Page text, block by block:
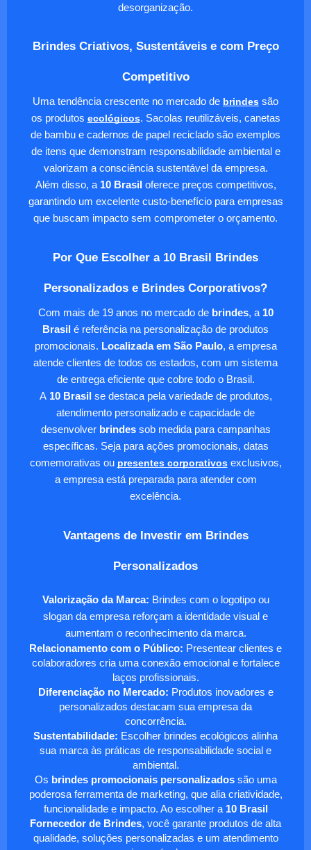
desorganização.
Brindes Criativos, Sustentáveis e com Preço
Competitivo
Uma tendência crescente no mercado de brindes são
os produtos ecológicos. Sacolas reutilizáveis, canetas
de bambu e cadernos de papel reciclado são exemplos
de itens que demonstram responsabilidade ambiental e
valorizam a consciência sustentável da empresa.
Além disso, a 10 Brasil oferece preços competitivos,
garantindo um excelente custo-benefício para empresas
que buscam impacto sem comprometer o orçamento.
Por Que Escolher a 10 Brasil Brindes
Personalizados e Brindes Corporativos?
Com mais de 19 anos no mercado de brindes, a 10
Brasil é referência na personalização de produtos
promocionais. Localizada em São Paulo, a empresa
atende clientes de todos os estados, com um sistema
de entrega eficiente que cobre todo o Brasil.
A10 Brasil se destaca pela variedade de produtos,
atendimento personalizado e capacidade de
desenvolver brindessob medida para campanhas
específicas. Seja para ações promocionais, datas
comemorativas ou presentes corporativosexclusivos,
a empresa está preparada para atender com
excelência.
Vantagens de Investir em Brindes
Personalizados
Valorização da Marca: Brindes com o logotipo ou
slogan da empresa reforçam a identidade visual e
aumentam o reconhecimento da marca.
Relacionamento com o Público: Presentear clientes e
colaboradores cria uma conexão emocional e fortalece
laços profissionais.
Diferenciação no Mercado: Produtos inovadores e
personalizados destacam sua empresa da
concorrência.
Sustentabilidade: Escolher brindes ecológicos alinha
sua marca às práticas de responsabilidade social e
ambiental.
Os brindes promocionais personalizadossão uma
poderosa ferramenta de marketing, que alia criatividade,
funcionalidade e impacto. Ao escolher a 10 Brasil
Fornecedor de Brindes, você garante produtos de alta
qualidade, soluções personalizadas e um atendimento